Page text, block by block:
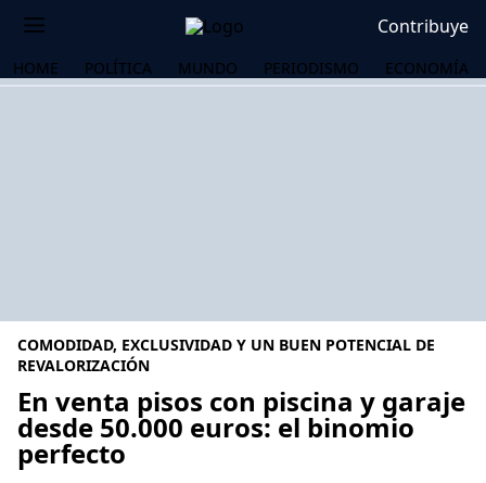
Contribuye
HOME POLÍTICA MUNDO PERIODISMO ECONOMÍA
COMODIDAD, EXCLUSIVIDAD Y UN BUEN POTENCIAL DE
REVALORIZACIÓN
En venta pisos con piscina y garaje
desde 50.000 euros: el binomio
perfecto